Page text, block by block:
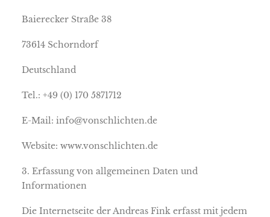
Baierecker Straße 38
73614 Schorndorf
Deutschland
Tel.: +49 (0) 170 5871712
E-Mail: info@vonschlichten.de
Website: www.vonschlichten.de
3. Erfassung von allgemeinen Daten und
Informationen
Die Internetseite der Andreas Fink erfasst mit jedem